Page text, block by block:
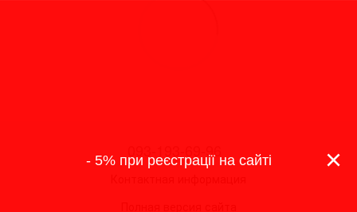
093-193-69-96 ×
- 5% при реєстрації на сайті